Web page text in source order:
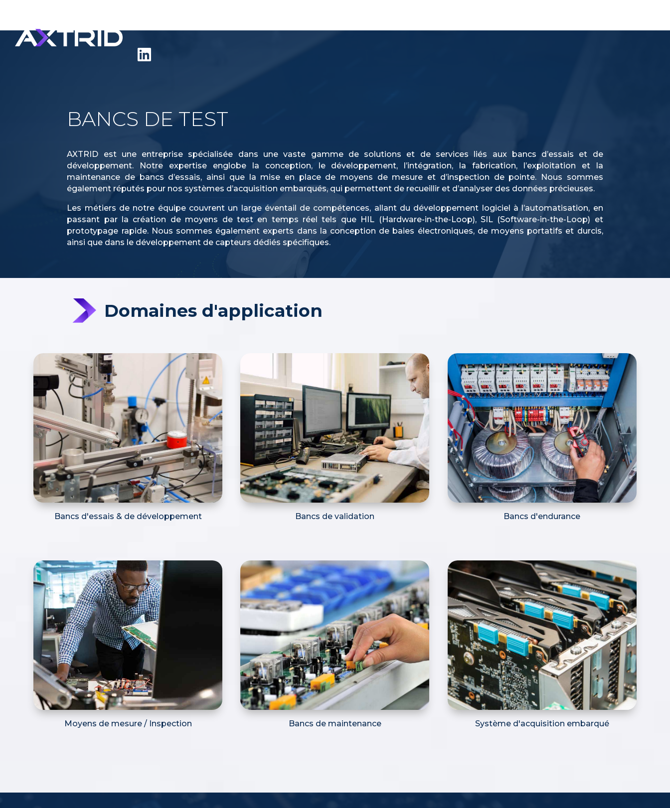
Linkedin
BANCS DE TEST
AXTRID est une entreprise spécialisée dans une vaste gamme de solutions et de services liés aux bancs d’essais et de
développement. Notre expertise englobe la conception, le développement, l’intégration, la fabrication, l’exploitation et la
maintenance de bancs d’essais, ainsi que la mise en place de moyens de mesure et d’inspection de pointe. Nous sommes
également réputés pour nos systèmes d’acquisition embarqués, qui permettent de recueillir et d’analyser des données précieuses.
Les métiers de notre équipe couvrent un large éventail de compétences, allant du développement logiciel à l’automatisation, en
passant par la création de moyens de test en temps réel tels que HIL (Hardware-in-the-Loop), SIL (Software-in-the-Loop) et
prototypage rapide. Nous sommes également experts dans la conception de baies électroniques, de moyens portatifs et durcis,
ainsi que dans le développement de capteurs dédiés spécifiques.
Domaines d'application
Bancs d'essais & de développement Bancs de validation Bancs d'endurance
Moyens de mesure / Inspection Bancs de maintenance Système d'acquisition embarqué